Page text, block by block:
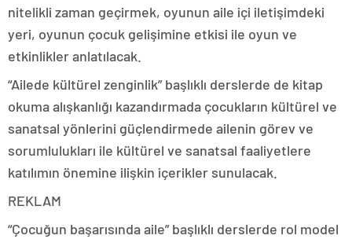
nitelikli zaman geçirmek, oyunun aile içi iletişimdeki
yeri, oyunun çocuk gelişimine etkisi ile oyun ve
etkinlikler anlatılacak.
“Ailede kültürel zenginlik” başlıklı derslerde de kitap
okuma alışkanlığı kazandırmada çocukların kültürel ve
sanatsal yönlerini güçlendirmede ailenin görev ve
sorumlulukları ile kültürel ve sanatsal faaliyetlere
katılımın önemine ilişkin içerikler sunulacak.
REKLAM
“Çocuğun başarısında aile” başlıklı derslerde rol model